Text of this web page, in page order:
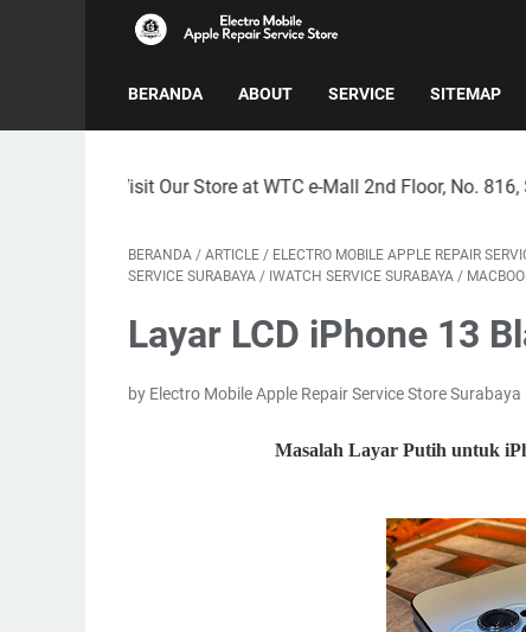
BERANDA ABOUT SERVICE SITEMAP
Our Store at WTC e-Mall 2nd Floor, No. 816, Surabaya City
BERANDA / ARTICLE / ELECTRO MOBILE APPLE REPAIR
SERVICE SURABAYA / IWATCH SERVICE SURABAYA /
Layar LCD iPhone 13
by Electro Mobile Apple Repair Service Store Surabaya
Masalah Layar Putih untuk